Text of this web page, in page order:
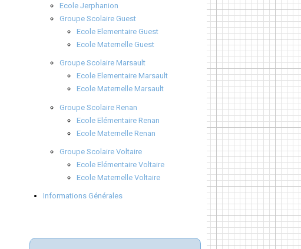
Ecole Jerphanion
Groupe Scolaire Guest
Ecole Elementaire Guest
Ecole Maternelle Guest
Groupe Scolaire Marsault
Ecole Elementaire Marsault
Ecole Maternelle Marsault
Groupe Scolaire Renan
Ecole Elémentaire Renan
Ecole Maternelle Renan
Groupe Scolaire Voltaire
Ecole Elémentaire Voltaire
Ecole Maternelle Voltaire
Informations Générales